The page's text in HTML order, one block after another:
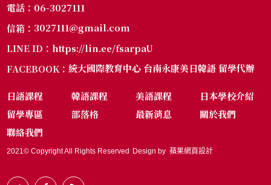
電話： 06-3027111
信箱：3027111@gmail.com
LINE ID： https://lin.ee/fsarpaU
FACEBOOK：統大國際教育中心 台南永康美日韓語 留學代辦
日語課程 韓語課程 美語課程
日本學校介紹
留學專區
部落格 最新消息
關於我們
聯絡我們
2021© Copyright All Rights Reserved Design by蘋果網頁設計